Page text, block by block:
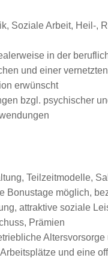
Soziale Arbeit, Heil-,
in der
und einer
erwünscht
bzgl. psychischer
Teilzeitmodelle,
Bonustage möglich,
attraktive soziale
Prämien
und eine